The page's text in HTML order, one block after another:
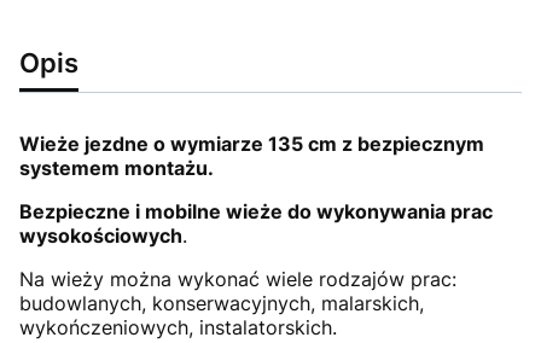
Opis
Wieże jezdne o wymiarze 135 cm z bezpiecznym
systemem montażu.
Bezpieczne i mobilne wieże do wykonywania prac
wysokościowych.
Na wieży można wykonać wiele rodzajów prac:
budowlanych, konserwacyjnych, malarskich,
wykończeniowych, instalatorskich.